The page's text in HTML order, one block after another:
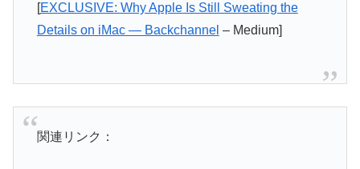
[EXCLUSIVE: Why Apple Is Still Sweating the
Details on iMac — Backchannel – Medium]
関連リンク：